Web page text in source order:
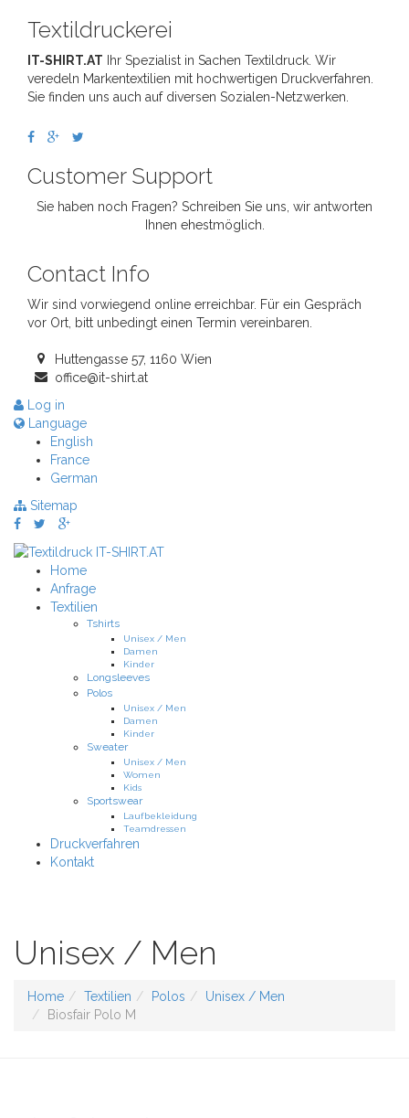
Textildruckerei
IT-SHIRT.AT Ihr Spezialist in Sachen Textildruck. Wir
veredeln Markentextilien mit hochwertigen Druckverfahren.
Sie finden uns auch auf diversen Sozialen-Netzwerken.
Customer Support
Sie haben noch Fragen? Schreiben Sie uns, wir antworten
Ihnen ehestmöglich.
Contact Info
Wir sind vorwiegend online erreichbar. Für ein Gespräch
vor Ort, bitt unbedingt einen Termin vereinbaren.
Huttengasse 57, 1160 Wien
office@it-shirt.at
Log in
Language
English
France
German
Sitemap
Home
Anfrage
Textilien
Tshirts
Unisex / Men
Damen
Kinder
Longsleeves
Polos
Unisex / Men
Damen
Kinder
Sweater
Unisex / Men
Women
Kids
Sportswear
Laufbekleidung
Teamdressen
Druckverfahren
Kontakt
Unisex / Men
Home Textilien Polos
Unisex / Men
Biosfair Polo M